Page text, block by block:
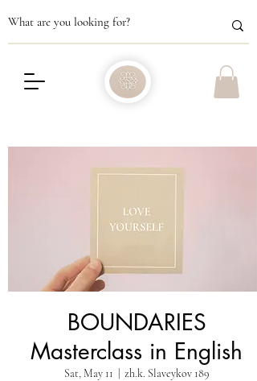
BOUNDARIES
Masterclass in English
Sat, May 11 zh.k. Slaveykov 189